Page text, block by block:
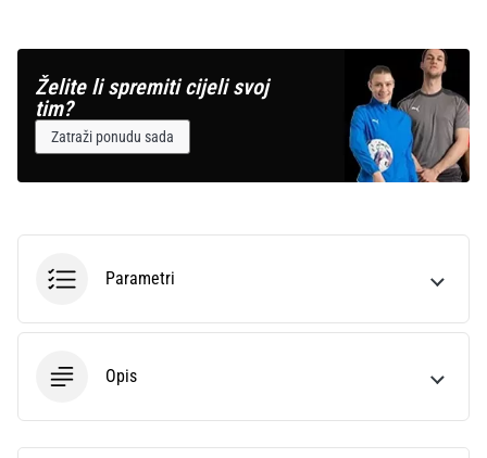
Želite li spremiti cijeli svoj
tim?
Zatraži ponudu sada
Parametri
Opis